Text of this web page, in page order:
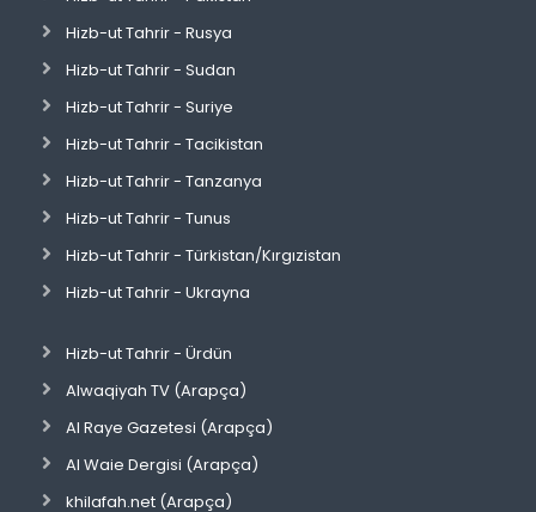
Hizb-ut Tahrir - Rusya
Hizb-ut Tahrir - Sudan
Hizb-ut Tahrir - Suriye
Hizb-ut Tahrir - Tacikistan
Hizb-ut Tahrir - Tanzanya
Hizb-ut Tahrir - Tunus
Hizb-ut Tahrir - Türkistan/Kırgızistan
Hizb-ut Tahrir - Ukrayna
Hizb-ut Tahrir - Ürdün
Alwaqiyah TV (Arapça)
Al Raye Gazetesi (Arapça)
Al Waie Dergisi (Arapça)
khilafah.net (Arapça)